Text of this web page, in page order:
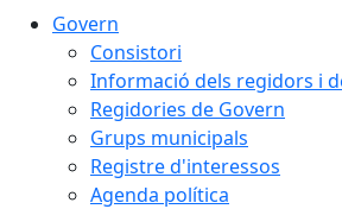
Govern
Consistori
Informació dels regidors i
Regidories de Govern
Grups municipals
Registre d'interessos
Agenda política